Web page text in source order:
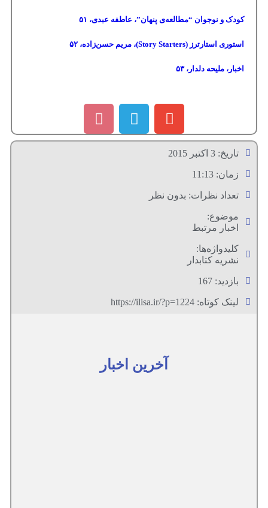
کودک و نوجوان “مطالعه‌ی پنهان”، عاطفه عبدی، ۵۱
استوری استارترز (Story Starters)، مریم حسن‌زاده، ۵۲
اخبار، ملیحه دلدار،۵۳
تاریخ: 3 اکتبر 2015
زمان: 11:13
تعداد نظرات: بدون نظر
موضوع:
اخبار مرتبط
کلیدواژه‌ها:
نشریه کتابدار
بازدید: 167
لینک کوتاه: https://ilisa.ir/?p=1224
آخرین اخبار